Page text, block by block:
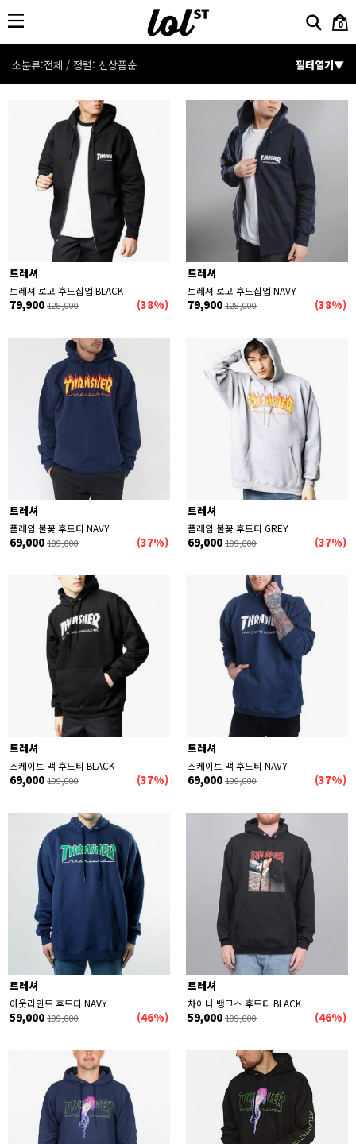
0
소분류:전체 / 정렬: 신상품순 필터열기▼
전체보기
CATEGORY
OUTER
TOP
BOTTOM
ACCESSORY
신상품순
할인율순
상품명순
높은가격순
가격 검색
컬러
세일 품절상품 제외
트레셔
트레셔 로고 후드집업 BLACK
79,900 128,000 (38%)
트레셔
트레셔 로고 후드집업 NAVY
79,900 128,000 (38%)
트레셔
플레임 불꽃 후드티 NAVY
69,000 109,000 (37%)
트레셔
플레임 불꽃 후드티 GREY
69,000 109,000 (37%)
트레셔
스케이트 맥 후드티 BLACK
69,000 109,000 (37%)
트레셔
스케이트 맥 후드티 NAVY
69,000 109,000 (37%)
트레셔
아웃라인드 후드티 NAVY
59,000 109,000 (46%)
트레셔
차이나 뱅크스 후드티 BLACK
59,000 109,000 (46%)